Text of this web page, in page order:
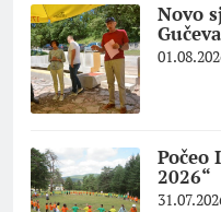
Novo
Počeo
2026“